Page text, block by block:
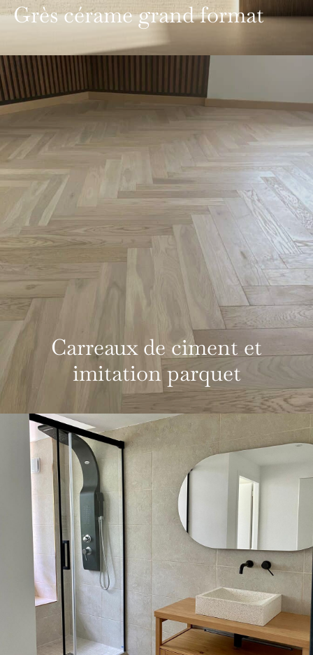
Grès cérame grand format
Carreaux de ciment et
imitation parquet